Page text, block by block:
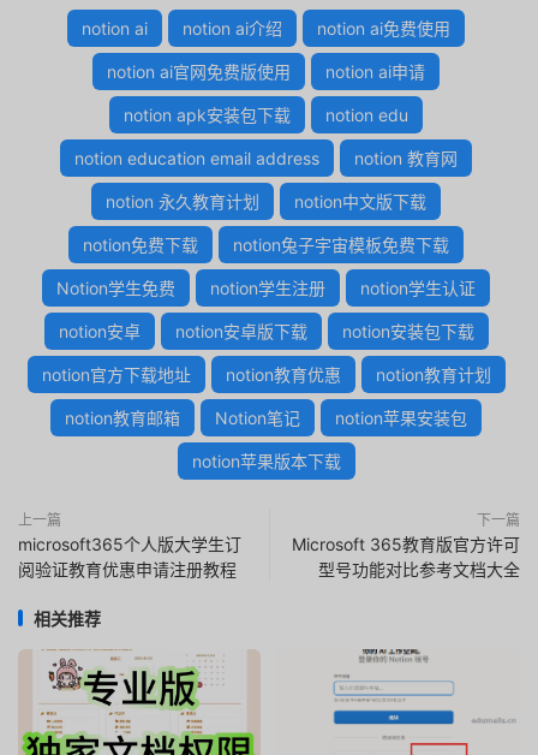
notion ai notion ai介绍 notion ai免费使用
notion ai官网免费版使用 notion ai申请
notion apk安装包下载 notion edu
notion education email address notion 教育网
notion 永久教育计划 notion中文版下载
notion免费下载 notion兔子宇宙模板免费下载
Notion学生免费 notion学生注册 notion学生认证
notion安卓 notion安卓版下载 notion安装包下载
notion官方下载地址 notion教育优惠 notion教育计划
notion教育邮箱 Notion笔记 notion苹果安装包
notion苹果版本下载
上一篇
microsoft365个人版大学生订
阅验证教育优惠申请注册教程
下一篇
Microsoft 365教育版官方许可
型号功能对比参考文档大全
相关推荐